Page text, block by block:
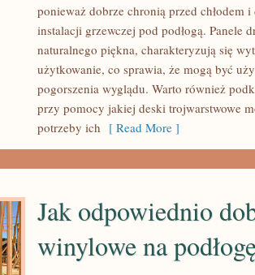
DREWNIANYCH
ponieważ dobrze chronią przed chłodem
instalacji grzewczej pod podłogą. Panele
naturalnego piękna, charakteryzują się
użytkowanie, co sprawia, że mogą być
pogorszenia wyglądu. Warto również
przy pomocy jakiej deski trojwarstwowe
potrzeby ich [ Read More ]
Jak odpowiednio
winylowe na